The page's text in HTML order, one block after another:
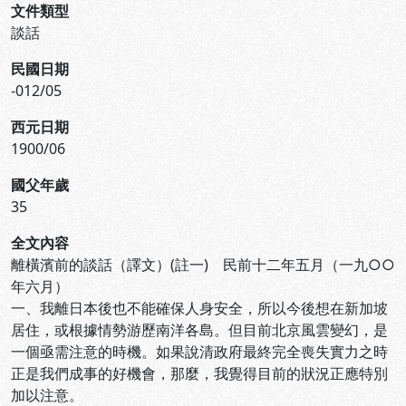
文件類型
談話
民國日期
-012/05
西元日期
1900/06
國父年歲
35
全文內容
離橫濱前的談話（譯文）(註一) 民前十二年五月（一九○○
年六月）
一、我離日本後也不能確保人身安全，所以今後想在新加坡
居住，或根據情勢游歷南洋各島。但目前北京風雲變幻，是
一個亟需注意的時機。如果說清政府最終完全喪失實力之時
正是我們成事的好機會，那麼，我覺得目前的狀況正應特別
加以注意。